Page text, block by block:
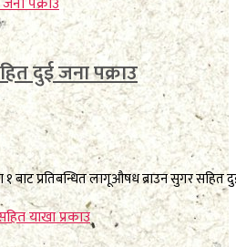
दुई जना पक्राउ
बाट प्रतिबन्धित लागूऔषध ब्राउन सुगर सहित